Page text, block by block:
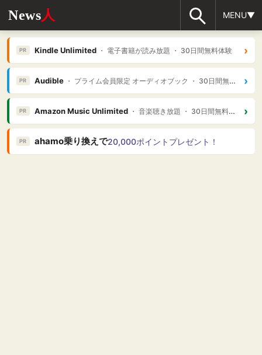
News人 MENU▼
PR Kindle Unlimited・ 電子書籍が読み放題 ・ 30日間無料体験 ›
PR Audible・ プライム会員限定 オーディオブック ・ 30日間無料体験 ›
PR Amazon Music Unlimited・ 音楽聴き放題 ・ 30日間無料体験 ›
PR ahamo乗り換えで20,000ポイントプレゼント！